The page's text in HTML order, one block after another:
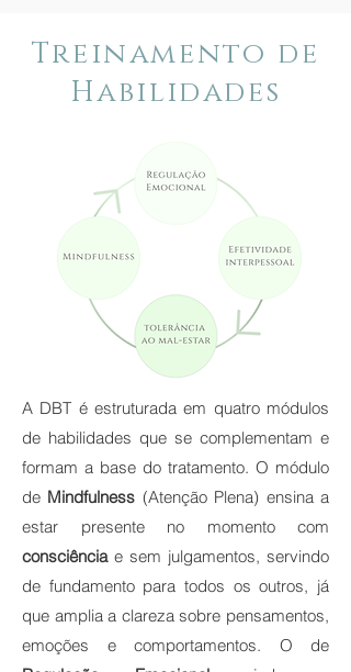
Treinamento de
Habilidades
A DBT é estruturada em quatro módulos
de habilidades que se complementam e
formam a base do tratamento. O módulo
de Mindfulness (Atenção Plena) ensina a
estar presente no momento com
consciênciae sem julgamentos, servindo
de fundamento para todos os outros, já
que amplia a clareza sobre pensamentos,
emoções e comportamentos. O de